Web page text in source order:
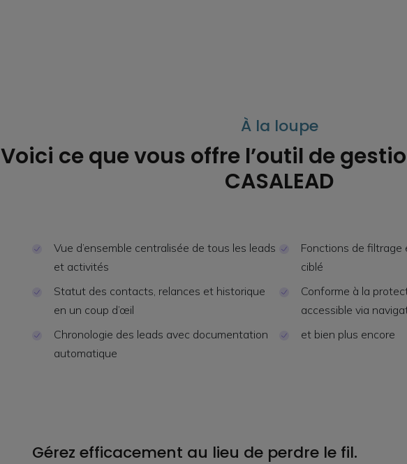
À la loupe
Voici ce que vous offre l’outil de
CASALEAD
Vue d’ensemble centralisée de tous les leads
et activités
Statut des contacts, relances et historique
en un coup d’œil
Chronologie des leads avec documentation
automatique
Fonctions de filtrage
ciblé
Conforme à la
accessible via
et bien plus encore
Gérez efficacement au lieu de perdre le fil.